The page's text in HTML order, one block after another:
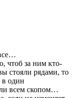
чтоб за ним кто-
стояли рядами, то
в один
всем скопом…